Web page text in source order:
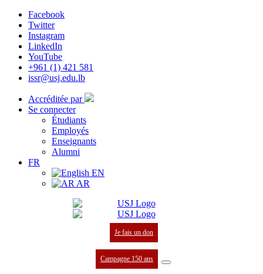
Facebook
Twitter
Instagram
LinkedIn
YouTube
+961 (1) 421 581
issr@usj.edu.lb
Accréditée par
Se connecter
Étudiants
Employés
Enseignants
Alumni
FR
EN
AR
Je fais un don
Campagne 150 ans